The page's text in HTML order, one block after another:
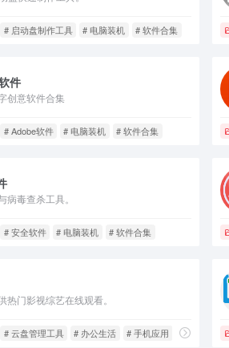
# 启动盘制作工具 # 电脑装机 # 软件合集
件
创意软件合集
# Adobe软件 # 电脑装机 # 软件合集
病毒查杀工具。
# 安全软件 # 电脑装机 # 软件合集
热门影视综艺在线观看。
# 云盘管理工具 # 办公生活 # 手机应用